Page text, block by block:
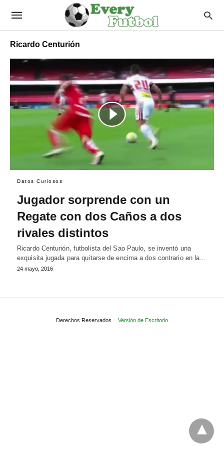
Ricardo Centurión
Datos Curiosos
Jugador sorprende con un
Regate con dos Caños a dos
rivales distintos
Ricardo Centurión, futbolista del Sao Paulo, se inventó una
exquisita jugada para quitarse de encima a dos contrario en la…
24 mayo, 2016
Derechos Reservados. Versión de Escritorio